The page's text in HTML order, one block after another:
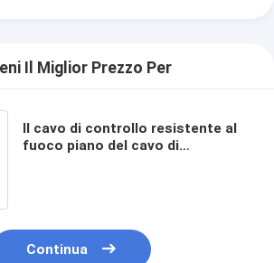
Il Miglior Prezzo Per
Il cavo di controllo resistente al
fuoco piano del cavo di
Continua